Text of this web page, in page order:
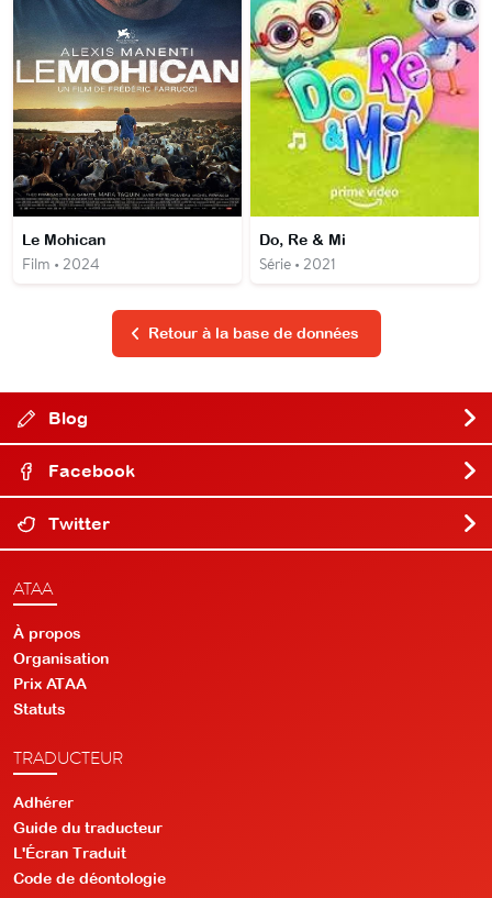
Le Mohican
Film • 2024
Do, Re & Mi
Série • 2021
Retour à la base de données
Blog
Facebook
Twitter
ATAA
À propos
Organisation
Prix ATAA
Statuts
TRADUCTEUR
Adhérer
Guide du traducteur
L'Écran Traduit
Code de déontologie